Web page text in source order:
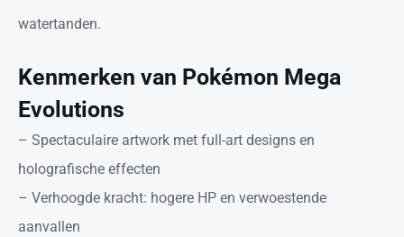
watertanden.
Kenmerken van Pokémon Mega
Evolutions
– Spectaculaire artwork met full-art designs en
holografische effecten
– Verhoogde kracht: hogere HP en verwoestende
aanvallen